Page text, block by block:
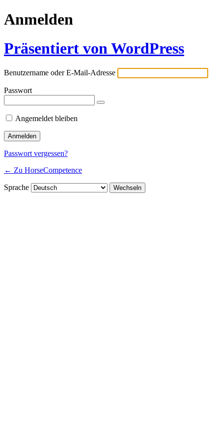
Anmelden
Präsentiert von WordPress
Benutzername oder E-Mail-Adresse
Passwort
Angemeldet bleiben
Passwort vergessen?
← Zu HorseCompetence
Sprache